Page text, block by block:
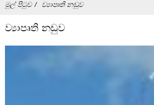
මුල් පිටුව ව්‍යාපෘති නඩුව
ව්‍යාපෘති නඩුව